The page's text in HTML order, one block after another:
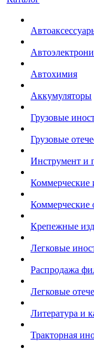
Автохимия
Аккумуляторы
Грузовые
Грузовые
Инструмент и
Коммерческие
Коммерческие
Крепежные
Легковые
Распродажа
Легковые
Литература и
Тракторная